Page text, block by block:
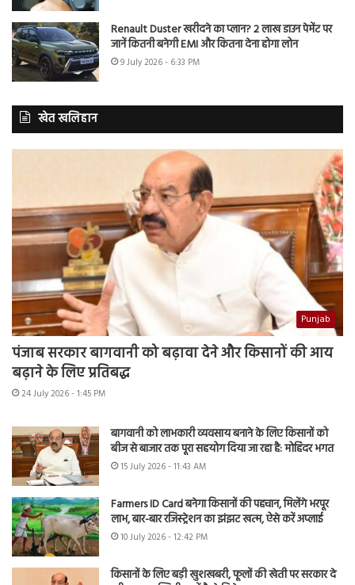
Renault Duster खरीदने का प्लान? 2 लाख डाउन पेमेंट पर
जानें कितनी बनेगी EMI और कितना देना होगा लोन
9 July 2026 - 6:33 PM
खेत खलिहान
Punjab
पंजाब सरकार बागवानी को बढ़ावा देने और किसानों की आय
बढ़ाने के लिए प्रतिबद्ध
24 July 2026 - 1:45 PM
बागवानी को लाभकारी व्यवसाय बनाने के लिए किसानों को
बीज से बाजार तक पूरा सहयोग दिया जा रहा है: मोहिंदर भगत
15 July 2026 - 11:43 AM
Farmers ID Card बनेगा किसानों की पहचान, मिलेंगे भरपूर
लाभ, बार-बार रजिस्ट्रेशन का झंझट खत्म, ऐसे करें अप्लाई
10 July 2026 - 12:42 PM
किसानों के लिए बड़ी खुशखबरी, फूलों की खेती पर सरकार दे